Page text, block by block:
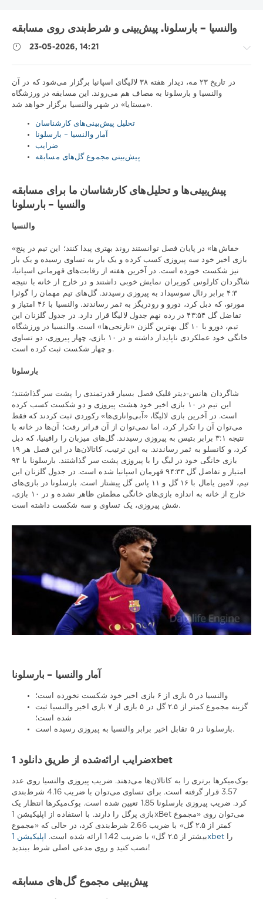
والنسیا – بارسلونا. پیش‌بینی و شرط‌بندی روی مسابقه
23-05-2026, 14:21
نکات
ورزشی
/
بینی
فوتبال
iluha.is2003
در تاریخ ۲۳ مه، دیدار هفته ۳۸ لالیگای اسپانیا برگزار می‌شود که در آن
والنسیا و بارسلونا به مصاف هم می‌روند. این مسابقه در ورزشگاه
«مستایا» در شهر والنسیا برگزار خواهد شد.
تحلیل پیش‌بینی‌های کارشناسان
آمار والنسیا – بارسلونا
ضرایب
پیش‌بینی مجموع گل‌های مسابقه
پیش‌بینی‌ها و تحلیل‌های کارشناسان ما برای مسابقه
والنسیا – بارسلونا
والنسیا
«خفاش‌ها» در پایان فصل توانستند روند بهتری پیدا کنند؛ این تیم در پنج
بازی اخیر خود سه پیروزی کسب کرده و یک بار به تساوی رسیده و یک بار
نیز شکست خورده است. در آخرین هفته از رقابت‌های قهرمانی اسپانیا،
شاگردان کارلوس کوربران نمایش خوبی داشتند و در خارج از خانه با نتیجه
۴:۳ برابر رئال سوسیداد به پیروزی رسیدند. گل‌های تیم مهمان را گوئرا
مورنو، که دبل کرد، دورو و رودریگز به ثمر رساندند. والنسیا با ۴۶ امتیاز و
تفاضل گل ۴۳:۵۴ در رده نهم جدول لالیگا قرار دارد. در جدول گلزنان این
تیم، دورو با ۱۰ گل بهترین گلزن «نارنجی‌ها» است. والنسیا در ورزشگاه
خانگی خود عملکردی ناپایدار داشته و در ۱۰ بازی، چهار پیروزی، دو تساوی
و چهار شکست ثبت کرده است.
بارسلونا
شاگردان هانس-دیتر فلیک فصل بسیار قدرتمندی را پشت سر گذاشتند؛
این تیم در ۱۰ بازی اخیر خود هشت پیروزی و دو شکست کسب کرده
است. در آخرین بازی لالیگا، «آبی‌واناری‌ها» رکوردی ثبت کردند که فقط
می‌توان آن را تکرار کرد، اما نمی‌توان از آن فراتر رفت؛ آن‌ها در خانه با
نتیجه ۳:۱ برابر بتیس به پیروزی رسیدند. گل‌های میزبان را رافینیا، که دبل
کرد، و کانسلو به ثمر رساندند. به این ترتیب، کاتالان‌ها در این فصل هر ۱۹
بازی خانگی خود در لیگ را با پیروزی پشت سر گذاشتند. بارسلونا با ۹۴
امتیاز و تفاضل گل ۹۴:۳۳ قهرمان اسپانیا شده است. در جدول گلزنان این
تیم، لامین یامال با ۱۶ گل و ۱۱ پاس گل پیشتاز است. بارسلونا در بازی‌های
خارج از خانه به اندازه بازی‌های خانگی مطمئن ظاهر نشده و در ۱۰ بازی،
شش پیروزی، یک تساوی و سه شکست داشته است.
آمار والنسیا – بارسلونا
والنسیا در ۵ بازی از ۶ بازی اخیر خود شکست نخورده است؛
گزینه مجموع کمتر از ۲.۵ گل در ۵ بازی از ۷ بازی اخیر والنسیا ثبت
شده است؛
بارسلونا در ۵ تقابل اخیر برابر والنسیا به پیروزی رسیده است.
ضرایب ارائه‌شده از طریق دانلود 1xbet
بوک‌میکرها برتری را به کاتالان‌ها می‌دهند. ضریب پیروزی والنسیا روی عدد
3.57 قرار گرفته است. برای تساوی می‌توان با ضریب 4.16 شرط‌بندی
کرد. ضریب پیروزی بارسلونا 1.85 تعیین شده است. بوک‌میکرها انتظار یک
کمتر از ۲.۵ گل» با ضریب 2.66 شرط‌بندی کرد، در حالی که «مجموع
بیشتر از ۲.۵ گل» با ضریب 1.42 ارائه شده است.اپلیکیشن 1xbet
را
نصب کنید و روی مدعی اصلی شرط ببندید!
پیش‌بینی مجموع گل‌های مسابقه